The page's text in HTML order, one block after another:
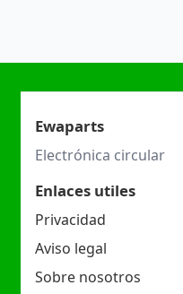
Ewaparts
Electrónica circular
Enlaces utiles
Privacidad
Aviso legal
Sobre nosotros